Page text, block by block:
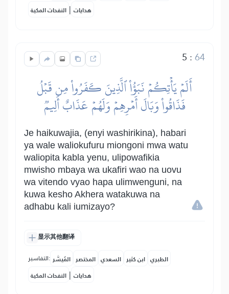
النفحات المكية | هدايات
5 :64
أَلَمۡ يَأۡتِكُمۡ نَبَؤُاْ ٱلَّذِينَ كَفَرُواْ مِن قَبۡلُ
فَذَاقُواْ وَبَالَ أَمۡرِهِمۡ وَلَهُمۡ عَذَابٌ أَلِيمٞ
Je haikuwajia, (enyi washirikina), habari
ya wale waliokufuru miongoni mwa watu
waliopita kabla yenu, ulipowafikia
mwisho mbaya wa ukafiri wao na uovu
wa vitendo vyao hapa ulimwenguni, na
kuwa kesho Akhera watakuwa na
adhabu kali iumizayo?
显示其他翻译
التفاسير: المُيسَّر المختصر السعدي ابن كثير الطبري
النفحات المكية | هدايات